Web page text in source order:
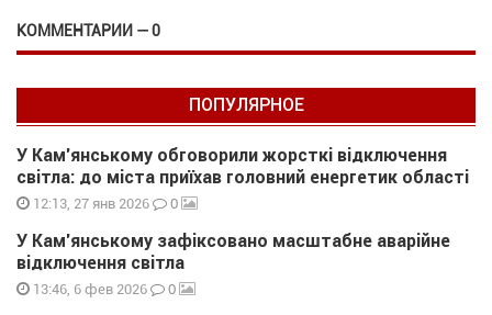
КОММЕНТАРИИ — 0
ПОПУЛЯРНОЕ
У Кам’янському обговорили жорсткі відключення
світла: до міста приїхав головний енергетик області
12:13, 27 янв 2026 0
У Кам’янському зафіксовано масштабне аварійне
відключення світла
13:46, 6 фев 2026 0